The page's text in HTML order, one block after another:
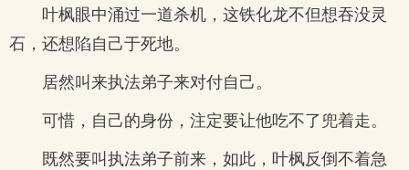
叶枫眼中涌过一道杀机，这铁化龙不但想吞没灵
石，还想陷自己于死地。
居然叫来执法弟子来对付自己。
可惜，自己的身份，注定要让他吃不了兜着走。
既然要叫执法弟子前来，如此，叶枫反倒不着急